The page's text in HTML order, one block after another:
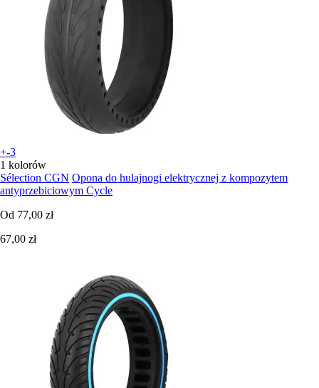
+-3
1 kolorów
Sélection CGN Opona do hulajnogi elektrycznej z kompozytem
antyprzebiciowym Cycle
Od 77,00 zł
67,00 zł